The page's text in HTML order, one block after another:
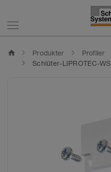
home Produkter Profiler
Schlüter-LIPROTEC-WS